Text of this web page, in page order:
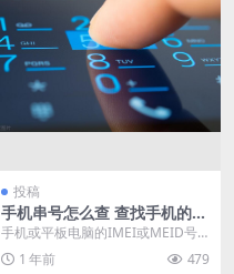
投稿
手机串号怎么查 查找手机的I
MEI或MEID号方法
手机或平板电脑的IMEI或MEID号
码是设备的唯一识别码。IMEI代表
“国际移动...
1 年前 479